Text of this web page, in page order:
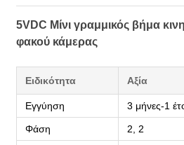
5VDC Μίνι γραμμικός βήμα
φακού κάμερας
Ειδικότητα Αξία
Εγγύηση 3 μήνες-1
Φάση 2, 2